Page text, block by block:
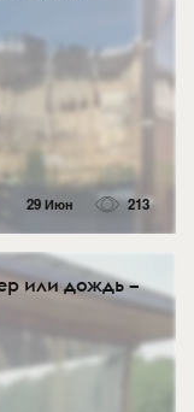
29 Июн 213
или дождь –